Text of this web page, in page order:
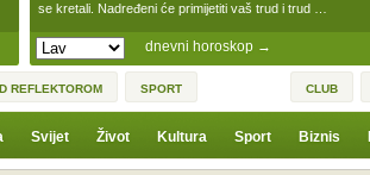
dnevni horoskop →
se kretali. Nadređeni će primijetiti vaš trud i trud …
REFLEKTOROM SPORT CLUB
Svijet Život Kultura Sport Biznis